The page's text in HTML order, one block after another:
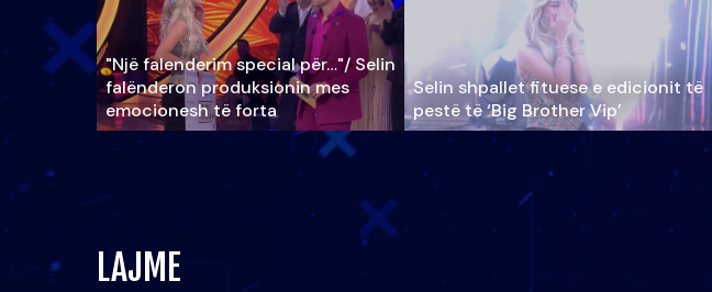
"Një falenderim special për…"/ Selin
falënderon produksionin mes
emocionesh të forta
Selin shpallet fituese e edicionit të
pestë të ‘Big Brother Vip’
LAJME